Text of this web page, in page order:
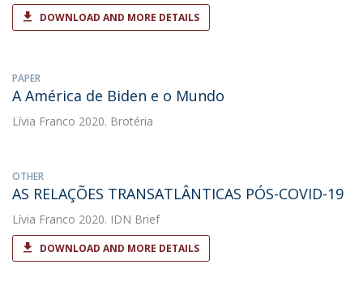
DOWNLOAD AND MORE DETAILS
PAPER
A América de Biden e o Mundo
Lívia Franco 2020. Brotéria
OTHER
AS RELAÇÕES TRANSATLÂNTICAS PÓS-COVID-19
Lívia Franco 2020. IDN Brief
DOWNLOAD AND MORE DETAILS